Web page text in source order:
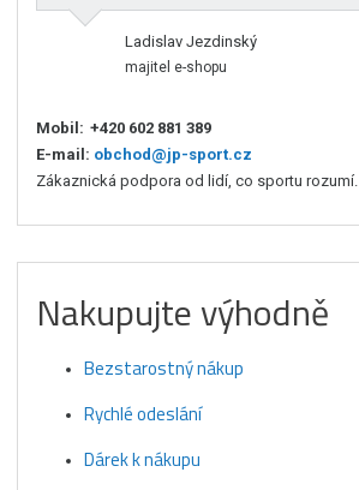
Ladislav Jezdinský
majitel e-shopu
Mobil: +420 602 881 389
E-mail: obchod@jp-sport.cz
Zákaznická podpora od lidí, co sportu rozumí.
Nakupujte výhodně
Bezstarostný nákup
Rychlé odeslání
Dárek k nákupu